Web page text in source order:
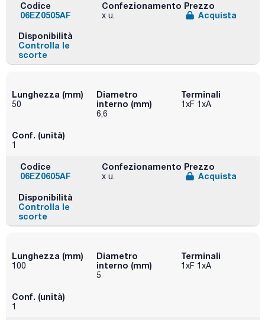
Codice
06EZ0505AF
Confezionamento
x u.
Prezzo
Acquista
Disponibilità
Controlla le
scorte
Lunghezza (mm)
50
Diametro
interno (mm)
6,6
Terminali
1xF 1xA
Conf. (unità)
1
Codice
06EZ0605AF
Confezionamento
x u.
Prezzo
Acquista
Disponibilità
Controlla le
scorte
Lunghezza (mm)
100
Diametro
interno (mm)
5
Terminali
1xF 1xA
Conf. (unità)
1